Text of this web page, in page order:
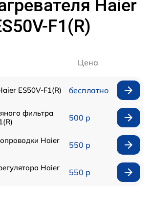
Haier
F1(R)
Цена
ES50V-F1(R) бесплатно
фильтра
500 р
Haier
550 р
Haier
550 р